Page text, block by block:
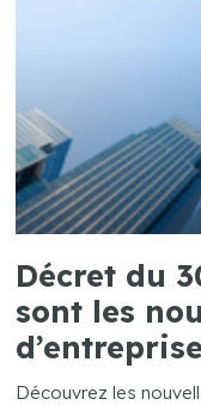
Décret du
sont les
Découvrez les